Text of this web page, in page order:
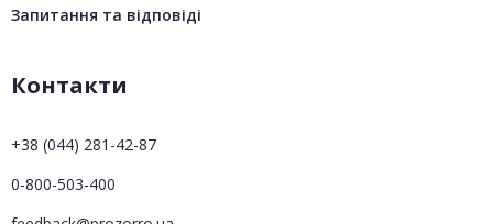
Запитання та відповіді
Контакти
+38 (044) 281-42-87
0-800-503-400